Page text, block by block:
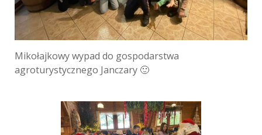
Mikołajkowy wypad do gospodarstwa
agroturystycznego Janczary 🙂